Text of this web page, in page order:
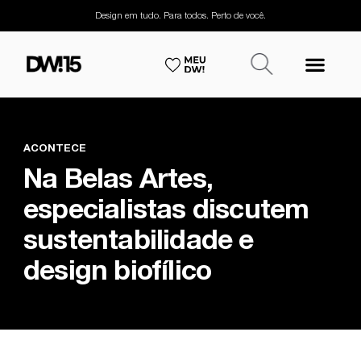
Design em tudo. Para todos. Perto de você.
ACONTECE
Na Belas Artes,
especialistas discutem
sustentabilidade e
design biofílico